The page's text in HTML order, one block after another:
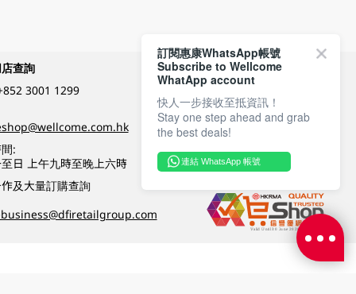
查詢
3001 1299
:
日 上午九時至晚上六時
及大量訂購查詢
付款方式
關注我們
訂閱惠康WhatsApp帳號
Subscribe to Wellcome
WhatApp account
快人一步接收至抵資訊！
Stay one step ahead and grab
the best deals!
連結 WhatsApp 帳號